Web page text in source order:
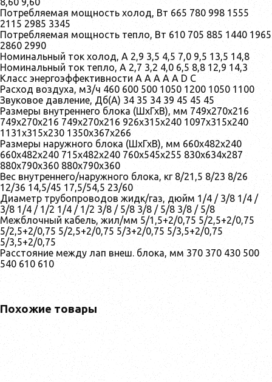
Потребляемая мощность холод, Вт 665 780 998 1555
2115 2985 3345
Потребляемая мощность тепло, Вт 610 705 885 1440 1965
2860 2990
Номинальный ток холод, А 2,9 3,5 4,5 7,0 9,5 13,5 14,8
Номинальный ток тепло, А 2,7 3,2 4,0 6,5 8,8 12,9 14,3
Класс энергоэффективности A A A A A D C
Расход воздуха, м3/ч 460 600 500 1050 1200 1050 1100
Звуковое давление, Дб(А) 34 35 34 39 45 45 45
Размеры внутреннего блока (ШхГхВ), мм 749x270x216
749x270x216 749x270x216 926x315x240 1097x315x240
1131x315x230 1350x367x266
Размеры наружного блока (ШхГхВ), мм 660x482x240
660x482x240 715x482x240 760x545x255 830x634x287
880x790x360 880x790x360
Вес внутреннего/наружного блока, кг 8/21,5 8/23 8/26
12/36 14,5/45 17,5/54,5 23/60
Диаметр трубопроводов жидк/газ, дюйм 1/4 / 3/8 1/4 /
3/8 1/4 / 1/2 1/4 / 1/2 3/8 / 5/8 3/8 / 5/8 3/8 / 5/8
Межблочный кабель, жил/мм 5/1,5+2/0,75 5/2,5+2/0,75
5/2,5+2/0,75 5/2,5+2/0,75 5/3+2/0,75 5/3,5+2/0,75
5/3,5+2/0,75
Расстояние между лап внеш. блока, мм 370 370 430 500
540 610 610
Похожие товары